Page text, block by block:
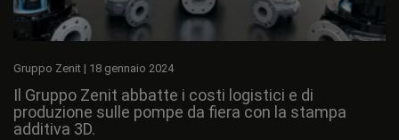
Gruppo Zenit | 18 gennaio 2024
Il Gruppo Zenit abbatte i costi logistici e di
produzione sulle pompe da fiera con la stampa
additiva 3D.